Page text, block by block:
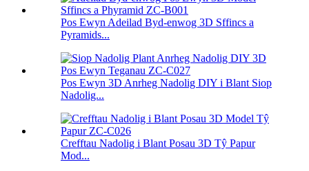
Pos Ewyn Adeilad Byd-enwog 3D Sffincs a
Pyramids...
Pos Ewyn 3D Anrheg Nadolig DIY i Blant Siop
Nadolig...
Crefftau Nadolig i Blant Posau 3D Tŷ Papur
Mod...